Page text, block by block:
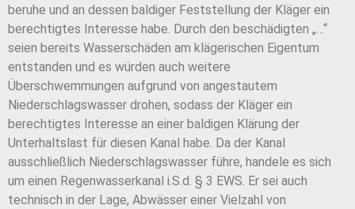
beruhe und an dessen baldiger Feststellung der Kläger ein
berechtigtes Interesse habe. Durch den beschädigten „…“
seien bereits Wasserschäden am klägerischen Eigentum
entstanden und es würden auch weitere
Überschwemmungen aufgrund von angestautem
Niederschlagswasser drohen, sodass der Kläger ein
berechtigtes Interesse an einer baldigen Klärung der
Unterhaltslast für diesen Kanal habe. Da der Kanal
ausschließlich Niederschlagswasser führe, handele es sich
um einen Regenwasserkanal i.S.d. § 3 EWS. Er sei auch
technisch in der Lage, Abwässer einer Vielzahl von